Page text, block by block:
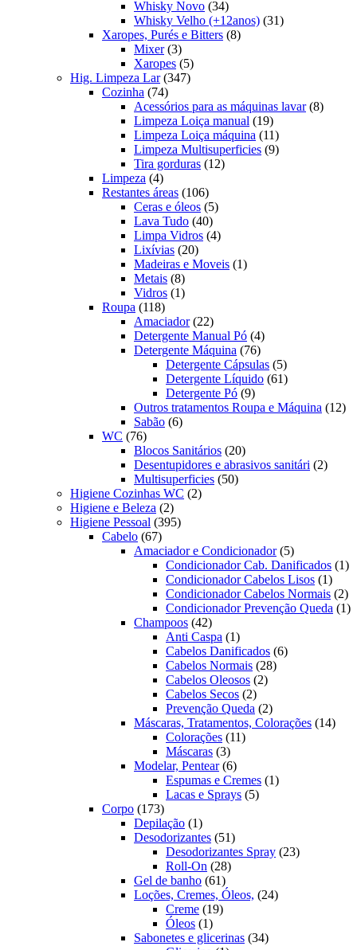
produtos
Whisky Novo 3434
produtos
Whisky Velho (+12anos) 3131
Xaropes, Purés e Bitters 88
Mixer 33
produtos
Xaropes 55
produtos
Hig. Limpeza Lar 347347
Cozinha 7474
produtos
Acessórios para as máquinas lavar 88
Limpeza Loiça manual 1919
produtos
Limpeza Loiça máquina 1111
produtos
Limpeza Multisuperficies 99
Tira gorduras 1212
Limpeza 44
produtos
Restantes áreas 106106
produtos
Ceras e óleos 55
Lava Tudo 4040
produtos
Limpa Vidros 44
Lixívias 2020
produtos
Madeiras e Moveis 11
Metais 88
produtos
Vidros 11
Roupa 118118
produtos
Amaciador 2222
produtos
Detergente Manual Pó 44
produtos
Detergente Máquina 7676
produtos
Detergente Cápsulas 55
produtos
Detergente Líquido 6161
Detergente Pó 99
produtos
Outros tratamentos Roupa e Máquina 1212
Sabão 66
WC 7676
produtos
Blocos Sanitários 2020
produtos
Desentupidores e abrasivos sanitári 22
Multisuperficies 5050
Higiene Cozinhas WC 22
Higiene e Beleza 22
produtos
Higiene Pessoal 395395
Cabelo 6767
produtos
Amaciador e Condicionador 55
produtos
Condicionador Cab. Danificados 11
Condicionador Cabelos Lisos 11
Condicionador Cabelos Normais 22
Condicionador Prevenção Queda 11
Champoos 4242
produtos
Anti Caspa 11
produto
Cabelos Danificados 66
Cabelos Normais 2828
Cabelos Oleosos 22
Cabelos Secos 22
produtos
Prevenção Queda 22
produtos
Máscaras, Tratamentos, Colorações 1414
Colorações 1111
Máscaras 33
produtos
Modelar, Pentear 66
produtos
Espumas e Cremes 11
Lacas e Sprays 55
Corpo 173173
produtos
Depilação 11
produto
Desodorizantes 5151
produtos
Desodorizantes Spray 2323
Roll-On 2828
Gel de banho 6161
produtos
Loções, Cremes, Óleos, 2424
Creme 1919
Óleos 11
produto
Sabonetes e glicerinas 3434